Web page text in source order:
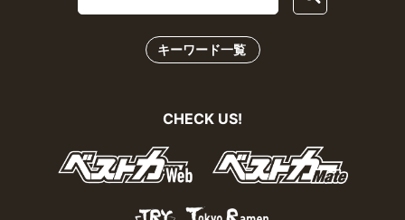
キーワード一覧
CHECK US!